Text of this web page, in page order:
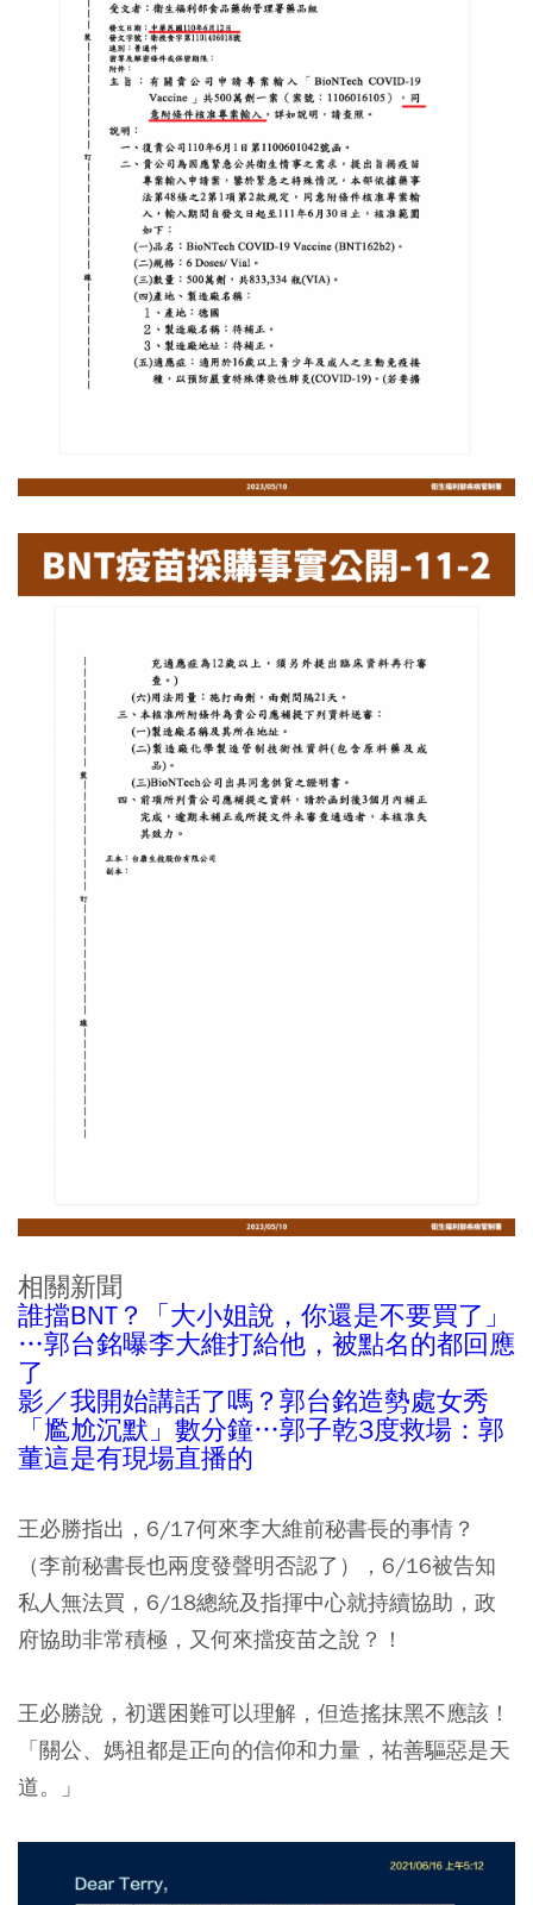
相關新聞
誰擋BNT？「大小姐說，你還是不要買了」
…郭台銘曝李大維打給他，被點名的都回應
了
影／我開始講話了嗎？郭台銘造勢處女秀
「尷尬沉默」數分鐘…郭子乾3度救場：郭
董這是有現場直播的
王必勝指出，6/17何來李大維前秘書長的事情？
（李前秘書長也兩度發聲明否認了），6/16被告知
私人無法買，6/18總統及指揮中心就持續協助，政
府協助非常積極，又何來擋疫苗之說？！
王必勝說，初選困難可以理解，但造搖抹黑不應該！
「關公、媽祖都是正向的信仰和力量，祐善驅惡是天
道。」